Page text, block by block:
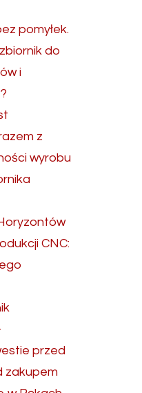
pomyłek.
do
i
z
wyrobu
CNC:
przed
zakupem